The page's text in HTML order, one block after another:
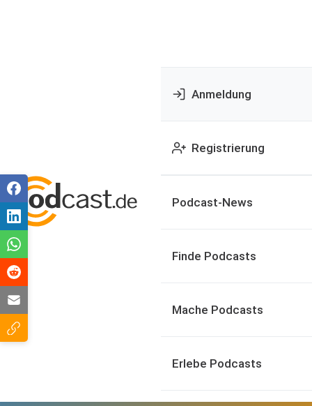
Anmeldung
Registrierung
Podcast-News
Finde Podcasts
Mache Podcasts
Erlebe Podcasts